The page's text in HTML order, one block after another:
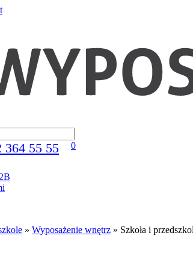
364 55 55
0
» Wyposażenie wnętrz » Szkoła i